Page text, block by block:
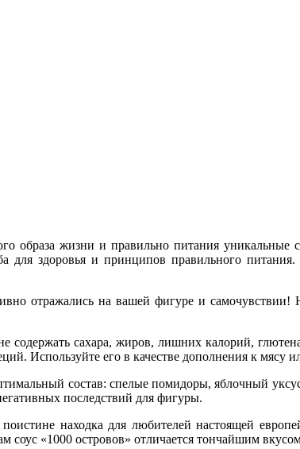
образа жизни и правильно питания
здоровья и принципов правильного
отражались на вашей фигуре и
сахара, жиров, лишних калорий,
Используйте его в качестве дополнения к мясу
состав: спелые помидоры, яблочный
последствий для фигуры.
находка для любителей настоящей
соус «1000 островов» отличается тончайшим